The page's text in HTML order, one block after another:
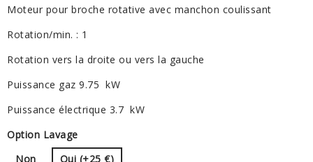
Moteur pour broche rotative avec manchon coulissant
Rotation/min. : 1
Rotation vers la droite ou vers la gauche
Puissance gaz 9.75 kW
Puissance électrique 3.7 kW
Option Lavage
Non
Oui (+25 €)